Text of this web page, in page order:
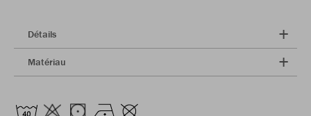
Détails
Matériau